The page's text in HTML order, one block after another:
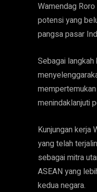
Wamendag
potensi yang
pangsa pasar
Sebagai
menindaklanjuti
Kunjungan kerja
yang telah
sebagai mitra
ASEAN yang
kedua negara.